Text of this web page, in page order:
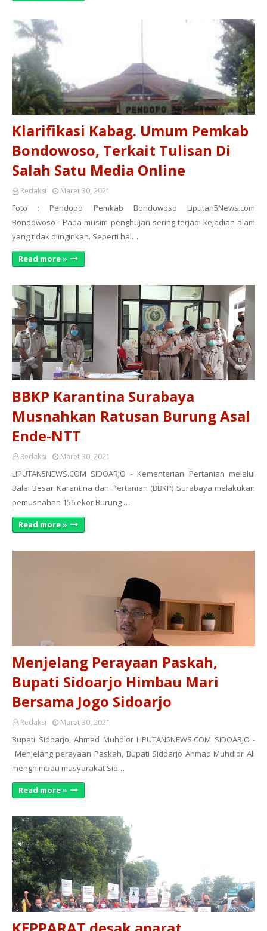
Klarifikasi Kabag. Umum Pemkab
Bondowoso, Terkait Tulisan Di
Salah Satu Media Online
Redaksi Maret 30, 2021
Foto : Pendopo Pemkab Bondowoso Liputan5News.com
Bondowoso - Pada musim penghujan sering terjadi kejadian alam
yang tidak diinginkan. Seperti hal…
Read more »
BBKP Karantina Surabaya
Musnahkan Ratusan Burung Asal
Ende-NTT
Redaksi Maret 30, 2021
LIPUTAN5NEWS.COM SIDOARJO - Kementerian Pertanian melalui
Balai Besar Karantina dan Pertanian (BBKP) Surabaya melakukan
pemusnahan 156 ekor Burung …
Read more »
Menjelang Perayaan Paskah,
Bupati Sidoarjo Himbau Mari
Bersama Jogo Sidoarjo
Redaksi Maret 30, 2021
Bupati Sidoarjo, Ahmad Muhdlor LIPUTAN5NEWS.COM SIDOARJO -
Menjelang perayaan Paskah, Bupati Sidoarjo Ahmad Muhdlor Ali
menghimbau masyarakat Sid…
Read more »